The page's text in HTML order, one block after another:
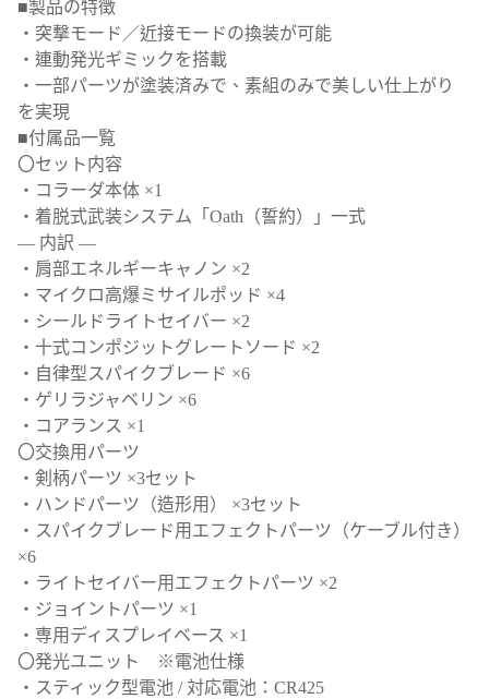
■製品の特徴
・突撃モード／近接モードの換装が可能
・連動発光ギミックを搭載
・一部パーツが塗装済みで、素組のみで美しい仕上がり
を実現
■付属品一覧
〇セット内容
・コラーダ本体 ×1
・着脱式武装システム「Oath（誓約）」一式
― 内訳 ―
・肩部エネルギーキャノン ×2
・マイクロ高爆ミサイルポッド ×4
・シールドライトセイバー ×2
・十式コンポジットグレートソード ×2
・自律型スパイクブレード ×6
・ゲリラジャベリン ×6
・コアランス ×1
〇交換用パーツ
・剣柄パーツ ×3セット
・ハンドパーツ（造形用） ×3セット
・スパイクブレード用エフェクトパーツ（ケーブル付き）
×6
・ライトセイバー用エフェクトパーツ ×2
・ジョイントパーツ ×1
・専用ディスプレイベース ×1
〇発光ユニット ※電池仕様
・スティック型電池 / 対応電池：CR425